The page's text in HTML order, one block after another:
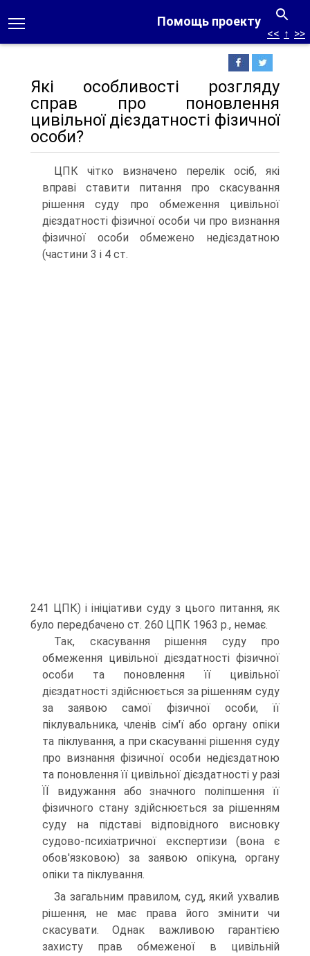
Помощь проекту
<< ↑ >>
Які особливості розгляду
справ про поновлення
цивільної дієздатності фізичної
особи?
ЦПК чітко визначено перелік осіб, які
вправі ставити питання про скасування
рішення суду про обмеження цивільної
дієздатності фізичної особи чи про визнання
фізичної особи обмежено недієздатною
(частини 3 і 4 ст.
241 ЦПК) і ініціативи суду з цього питання, як
було передбачено ст. 260 ЦПК 1963 р., немає.
Так, скасування рішення суду про
обмеження цивільної дієздатності фізичної
особи та поновлення її цивільної
дієздатності здійснюється за рішенням суду
за заявою самої фізичної особи, її
піклувальника, членів сім'ї або органу опіки
та піклування, а при скасуванні рішення суду
про визнання фізичної особи недієздатною
та поновлення її цивільної дієздатності у разі
ЇЇ видужання або значного поліпшення її
фізичного стану здійснюється за рішенням
суду на підставі відповідного висновку
судово-психіатричної експертизи (вона є
обов'язковою) за заявою опікуна, органу
опіки та піклування.
За загальним правилом, суд, який ухвалив
рішення, не має права його змінити чи
скасувати. Однак важливою гарантією
захисту прав обмеженої в цивільній